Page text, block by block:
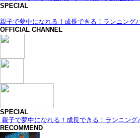
SPECIAL
親子で夢中になれる！成長できる！ランニング
OFFICIAL CHANNEL
SPECIAL
親子で夢中になれる！成長できる！ランニング
RECOMMEND